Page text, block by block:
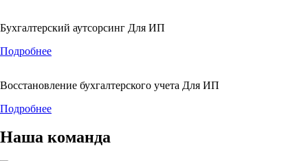
Бухгалтерский аутсорсинг Для ИП
Подробнее
Восстановление бухгалтерского учета Для ИП
Подробнее
Наша команда